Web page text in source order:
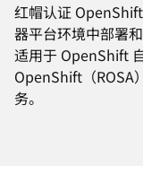
红帽认证
器平台环境中部署
适用于 OpenShift
OpenShift（ROSA
务。